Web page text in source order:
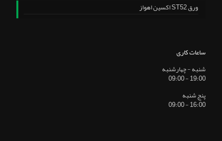
ورق ST52 اکسین اهواز
ساعات کاری
شنبه - چهارشنبه
19:00 - 09:00
پنج شنبه
16:00 - 09:00